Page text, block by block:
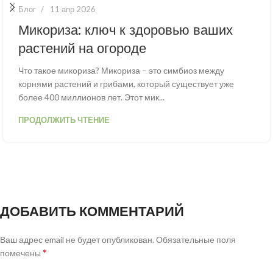
Блог 11 апр 2026
Микориза: ключ к здоровью ваших
растений на огороде
Что такое микориза? Микориза – это симбиоз между
корнями растений и грибами, который существует уже
более 400 миллионов лет. Этот мик...
ПРОДОЛЖИТЬ ЧТЕНИЕ
ДОБАВИТЬ КОММЕНТАРИЙ
Ваш адрес email не будет опубликован.Обязательные поля
помечены *